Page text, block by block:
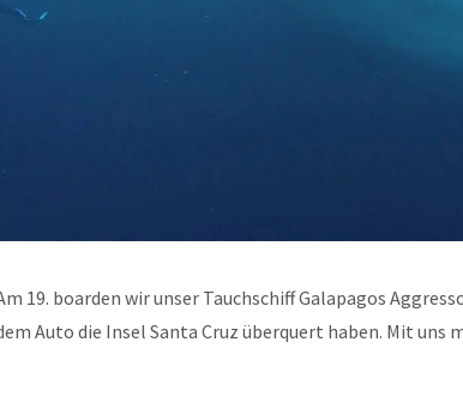
19. boarden wir unser Tauchschiff Galapagos
Auto die Insel Santa Cruz überquert haben. Mit uns